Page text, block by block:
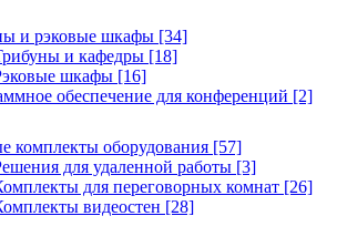
и рэковые шкафы [34]
и кафедры [18]
шкафы [16]
обеспечение для конференций [2]
комплекты оборудования [57]
для удаленной работы [3]
для переговорных комнат [26]
видеостен [28]